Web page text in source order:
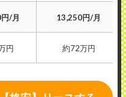
/月 13,250円/月
円 約72万円